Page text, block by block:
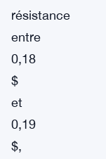
résistance
entre
0,18
$
et
0,19
$,